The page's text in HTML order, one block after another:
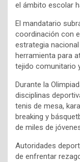
el ámbito escolar
El mandatario
coordinación con
estrategia
herramienta para
tejido comunitario
Durante la
disciplinas
tenis de mesa,
breaking y
de miles de
Autoridades
de enfrentar